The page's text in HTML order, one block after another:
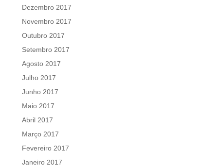
Dezembro 2017
Novembro 2017
Outubro 2017
Setembro 2017
Agosto 2017
Julho 2017
Junho 2017
Maio 2017
Abril 2017
Março 2017
Fevereiro 2017
Janeiro 2017